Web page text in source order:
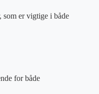
som er vigtige i både
for både